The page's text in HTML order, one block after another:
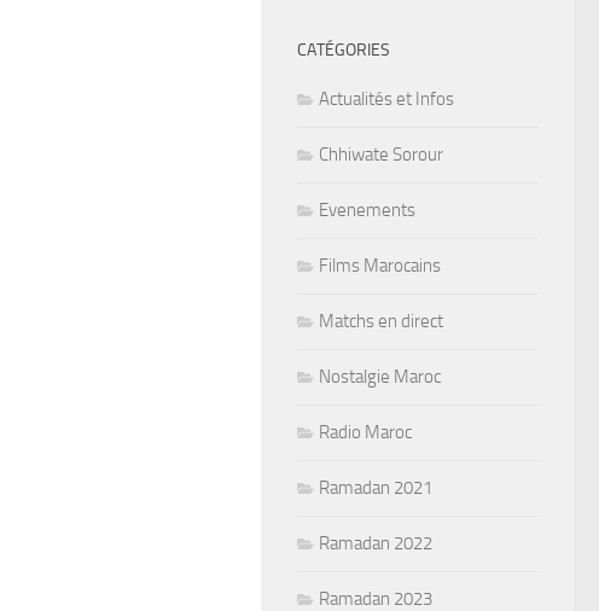
CATÉGORIES
Actualités et Infos
Chhiwate Sorour
Evenements
Films Marocains
Matchs en direct
Nostalgie Maroc
Radio Maroc
Ramadan 2021
Ramadan 2022
Ramadan 2023